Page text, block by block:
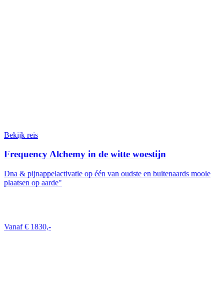
Bekijk reis
Frequency Alchemy in de witte woestijn
Dna & pijnappelactivatie op één van oudste en buitenaards mooie
plaatsen op aarde"
Vanaf € 1830,-